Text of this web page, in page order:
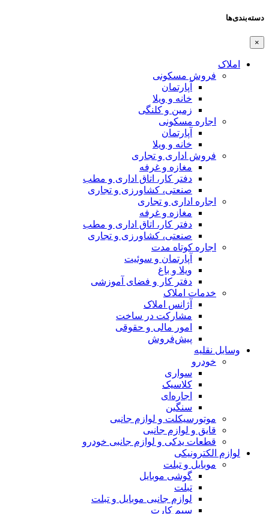
دسته‌بندی‌ها
×
املاک
فروش مسکونی
آپارتمان
خانه و ویلا
زمین و کلنگی
اجاره مسکونی
آپارتمان
خانه و ویلا
فروش اداری و تجاری
مغازه و غرفه
دفتر کار، اتاق اداری و مطب
صنعتی،‌ کشاورزی و تجاری
اجاره اداری و تجاری
مغازه و غرفه
دفتر کار، اتاق اداری و مطب
صنعتی،‌ کشاورزی و تجاری
اجاره کوتاه مدت
آپارتمان و سوئیت
ویلا و باغ
دفتر کار و فضای آموزشی
خدمات املاک
آژانس املاک
مشارکت در ساخت
امور مالی و حقوقی
پیش‌فروش
وسایل نقلیه
خودرو
سواری
کلاسیک
اجاره‌ای
سنگین
موتورسیکلت و لوازم جانبی
قایق و لوازم جانبی
قطعات یدکی و لوازم جانبی خودرو
لوازم الکترونیکی
موبایل و تبلت
گوشی موبایل
تبلت
لوازم جانبی موبایل و تبلت
سیم کارت